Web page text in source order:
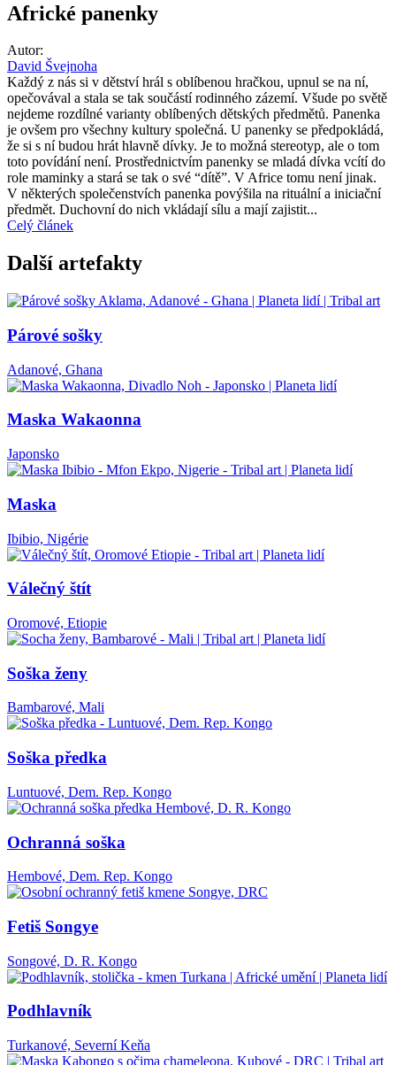
Africké panenky
Autor:
David Švejnoha
Každý z nás si v dětství hrál s oblíbenou hračkou, upnul se na ní,
opečovával a stala se tak součástí rodinného zázemí. Všude po světě
nejdeme rozdílné varianty oblíbených dětských předmětů. Panenka
je ovšem pro všechny kultury společná. U panenky se předpokládá,
že si s ní budou hrát hlavně dívky. Je to možná stereotyp, ale o tom
toto povídání není. Prostřednictvím panenky se mladá dívka vcítí do
role maminky a stará se tak o své “dítě”. V Africe tomu není jinak.
V některých společenstvích panenka povýšila na rituální a iniciační
předmět. Duchovní do nich vkládají sílu a mají zajistit...
Celý článek
Další artefakty
Párové sošky
Adanové, Ghana
Maska Wakaonna
Japonsko
Maska
Ibibio, Nigérie
Válečný štít
Oromové, Etiopie
Soška ženy
Bambarové, Mali
Soška předka
Luntuové, Dem. Rep. Kongo
Ochranná soška
Hembové, Dem. Rep. Kongo
Fetiš Songye
Songové, D. R. Kongo
Podhlavník
Turkanové, Severní Keňa